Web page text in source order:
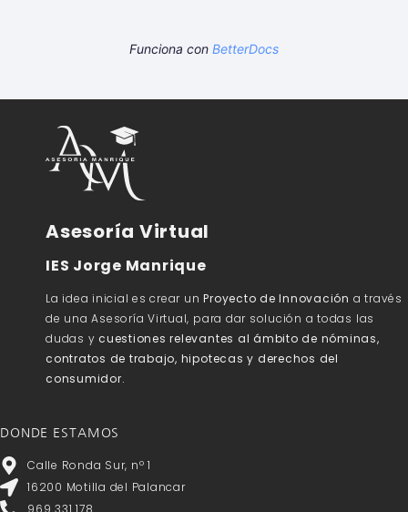
Funciona con BetterDocs
Asesoría Virtual
IES Jorge Manrique
La idea inicial es crear unProyecto de Innovación a través
de una Asesoría Virtual, para dar solución a todas las
dudas y cuestiones relevantes al ámbito de nóminas,
contratos de trabajo, hipotecas y derechos del
consumidor.
DONDE ESTAMOS
Calle Ronda Sur, nº 1
16200 Motilla del Palancar